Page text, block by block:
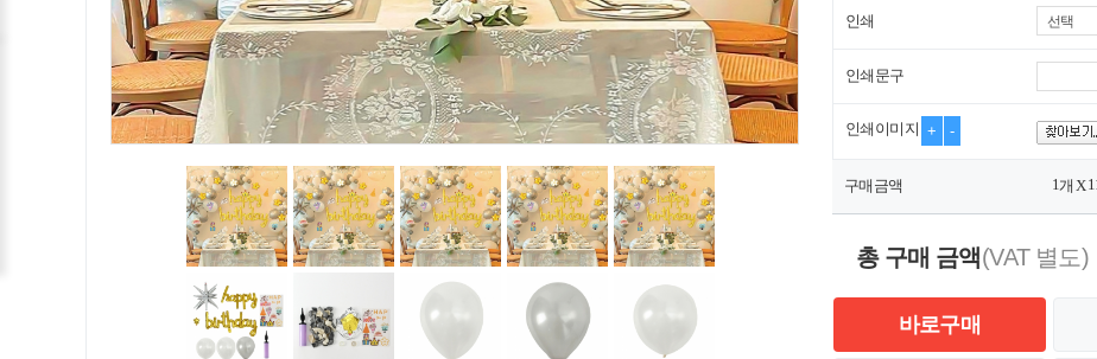
인쇄 선택
인쇄문구
인쇄이미지 + -
구매금액 1개 X
총 구매 금액(VAT 별도)
바로구매